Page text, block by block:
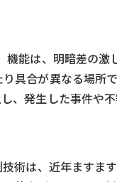
能は、明暗差の激
具合が異なる場所
、発生した事件や
術は、近年ますま